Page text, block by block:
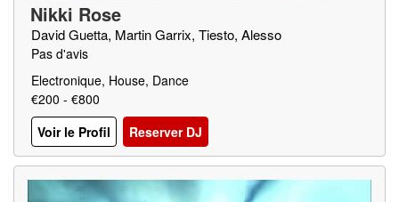
Nikki Rose
David Guetta, Martin Garrix, Tiesto, Alesso
Pas d'avis
Electronique, House, Dance
€200 - €800
Voir le Profil
Reserver DJ